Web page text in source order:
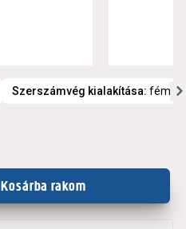
Szerszámvég kialakítása: fém
Kosárba rakom